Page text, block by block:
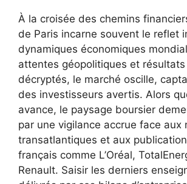
À la croisée des chemins
de Paris incarne souvent le reflet
dynamiques économiques
attentes géopolitiques et
décryptés, le marché oscille,
des investisseurs avertis. Alors
avance, le paysage boursier
par une vigilance accrue face aux
transatlantiques et aux
français comme L’Oréal,
Renault. Saisir les derniers